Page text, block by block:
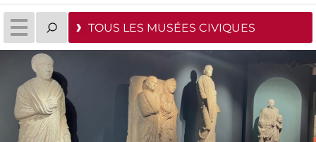
TOUS LES MUSÉES CIVIQUES